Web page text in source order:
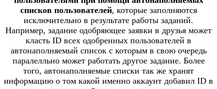
списков пользователей, которые заполняются
исключительно в результате работы заданий.
Например, задание одобряющее заявки в друзья может
класть ID всех одобренных пользователей в
автонаполняемый список с которым в свою очередь
паралелльно может работать другое задание. Более
того, автонаполняемые списки так же хранят
информацию о том какой именно аккаунт добавил ID в